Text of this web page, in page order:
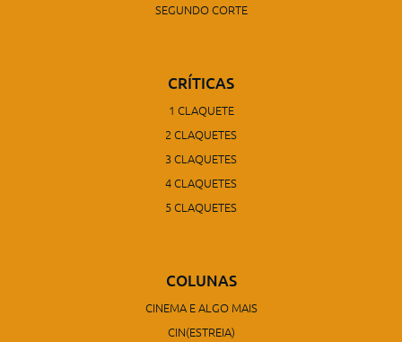
SEGUNDO CORTE
CRÍTICAS
1 CLAQUETE
2 CLAQUETES
3 CLAQUETES
4 CLAQUETES
5 CLAQUETES
COLUNAS
CINEMA E ALGO MAIS
CIN(ESTREIA)